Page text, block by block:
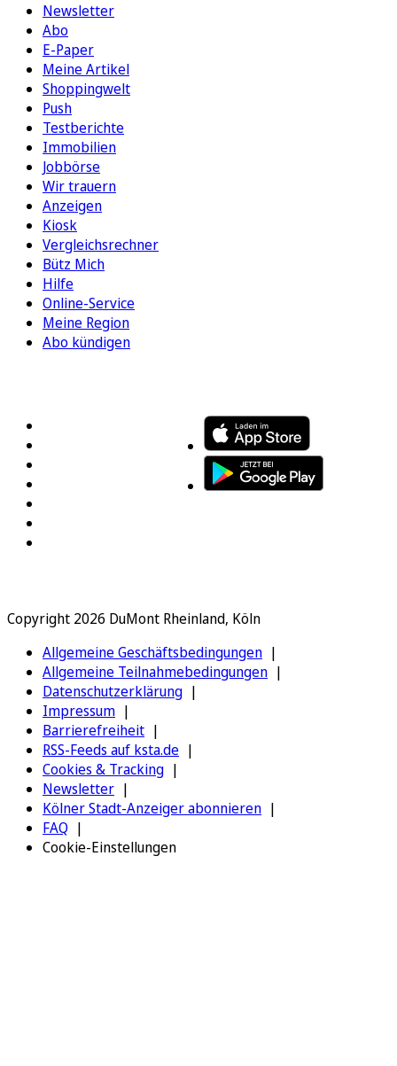
Newsletter
Abo
E-Paper
Meine Artikel
Shoppingwelt
Push
Testberichte
Immobilien
Jobbörse
Wir trauern
Anzeigen
Kiosk
Vergleichsrechner
Bütz Mich
Hilfe
Online-Service
Meine Region
Abo kündigen
Copyright 2026 DuMont Rheinland, Köln
Allgemeine Geschäftsbedingungen
Allgemeine Teilnahmebedingungen
Datenschutzerklärung
Impressum
Barrierefreiheit
RSS-Feeds auf ksta.de
Cookies & Tracking
Newsletter
Kölner Stadt-Anzeiger abonnieren
FAQ
Cookie-Einstellungen